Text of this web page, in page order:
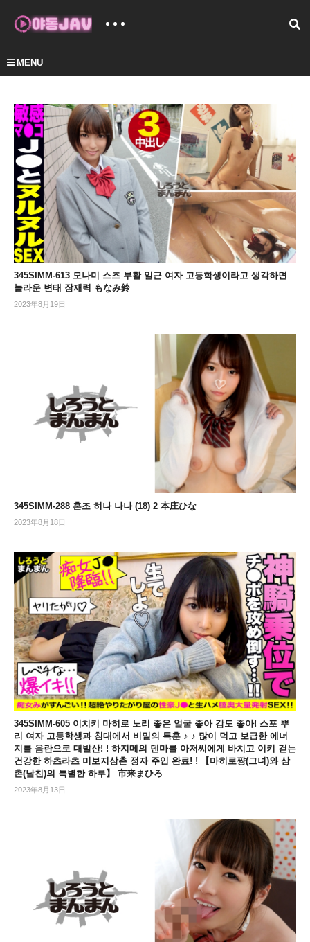
MENU
345SIMM-613 모나미 스즈 부활 일근 여자 고등학생이라고 생각하면
놀라운 변태 잠재력 もなみ鈴
2023年8月19日
345SIMM-288 혼조 히나 나나 (18) 2 本庄ひな
2023年8月18日
345SIMM-605 이치키 마히로 노리 좋은 얼굴 좋아 감도 좋아! 스포 뿌
리 여자 고등학생과 침대에서 비밀의 특훈 ♪ ♪ 많이 먹고 보급한 에너
지를 음란으로 대발산! ! 하지메의 덴마를 아저씨에게 바치고 이키 걷는
건강한 하츠라츠 미보지삼촌 정자 주입 완료! ! 【마히로쨩(그녀)와 삼
촌(남친)의 특별한 하루】 市来まひろ
2023年8月13日